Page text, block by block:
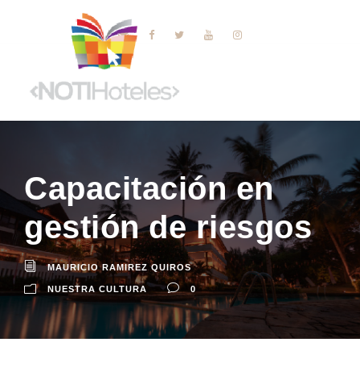
Capacitación en
gestión de riesgos
MAURICIO RAMIREZ QUIROS
NUESTRA CULTURA 0